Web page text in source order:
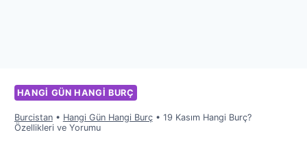
HANGI GÜN HANGI BURÇ
Burcistan• Hangi Gün Hangi Burç• 19 Kasım Hangi Burç?
Özellikleri ve Yorumu